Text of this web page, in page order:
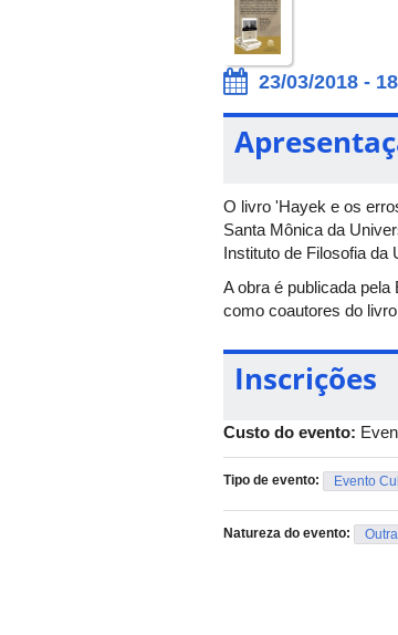
23/03/2018 -
O livro 'Hayek e os
Santa Mônica da
Instituto de Filosofia da
A obra é publicada
como coautores do
Inscrições
Custo do evento:
Tipo de evento: Evento
Natureza do evento: Outra